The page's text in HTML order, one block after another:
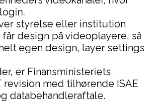
styrelse eller institution
design på videoplayere, så
egen design, layer settings
er Finansministeriets
med tilhørende ISAE
databehandleraftale.